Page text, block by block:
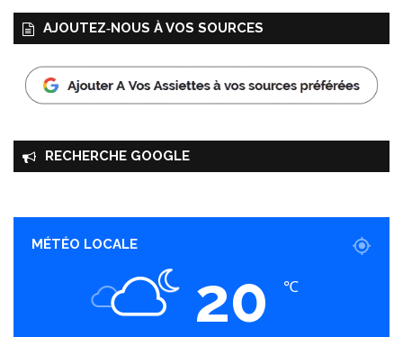
AJOUTEZ‑NOUS À VOS SOURCES
RECHERCHE GOOGLE
MÉTÉO LOCALE
20 ℃